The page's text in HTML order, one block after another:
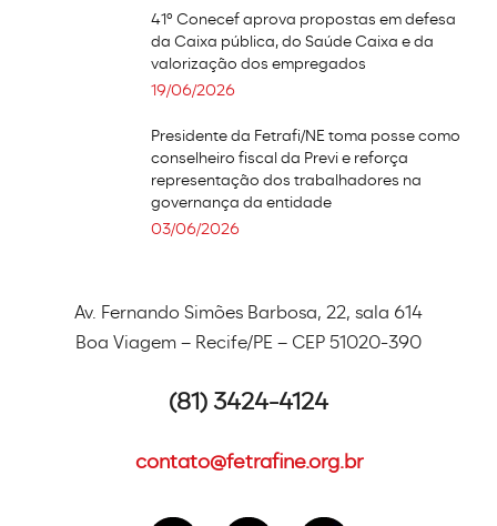
41º Conecef aprova propostas em defesa
da Caixa pública, do Saúde Caixa e da
valorização dos empregados
19/06/2026
Presidente da Fetrafi/NE toma posse como
conselheiro fiscal da Previ e reforça
representação dos trabalhadores na
governança da entidade
03/06/2026
Av. Fernando Simões Barbosa, 22, sala 614
Boa Viagem – Recife/PE – CEP 51020-390
(81) 3424-4124
contato@fetrafine.org.br